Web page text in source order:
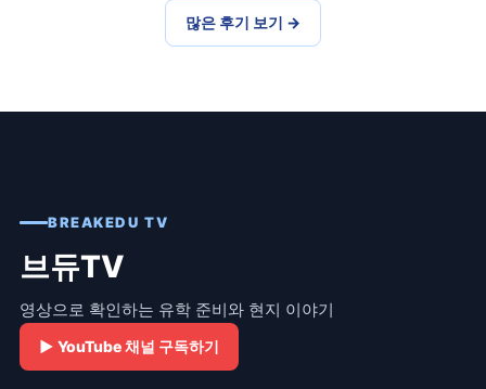
많은 후기 보기 →
BREAKEDU TV
브듀TV
영상으로 확인하는 유학 준비와 현지 이야기
▶ YouTube 채널 구독하기